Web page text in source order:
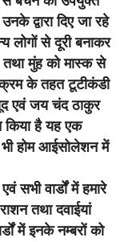
द्वारा दिए जा रहे
लोगों से दूरी बनाकर
मुंह को मास्क से
के तहत टूटीकंडी
एवं जय चंद ठाकुर
किया है यह एक
भी होम आईसोलेशन में
सभी वार्डों में हमारे
तथा दवाईयां
में इनके नम्बरों को